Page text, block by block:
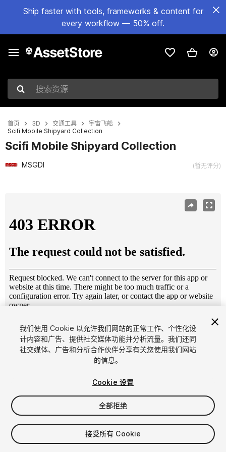
Ship faster with tools, frameworks & content for
every workflow — 50% off.
搜索资源
首页 3D 交通工具
宇宙飞船
Scifi Mobile Shipyard Collection
Scifi Mobile Shipyard Collection
MSGDI (暂无评分)
1/17
$67.50
增值税将在结算时计算
我们使用 Cookie 以允许我们网站的正常工作、个性化设
计内容和广告、提供社交媒体功能并分析流量。我们还同
社交媒体、广告和分析合作伙伴分享有关您使用我们网站
的信息。
Cookie 设置
全部拒绝
接受所有 Cookie